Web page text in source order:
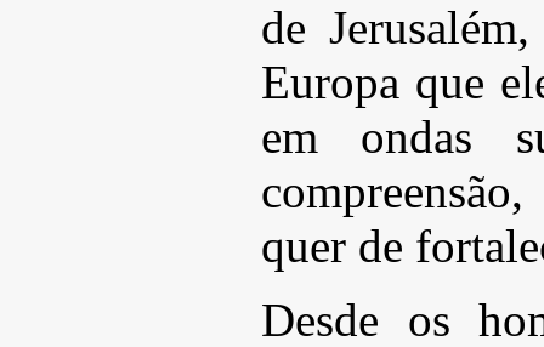
de
Europa que
em ondas
quer de
Desde os